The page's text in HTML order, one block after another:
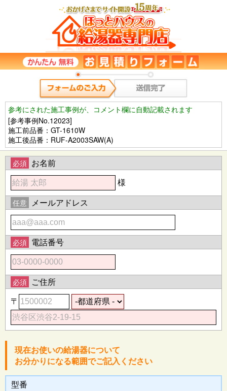
参考にされた施工事例が、コメント欄に自動記載されます
[参考事例No.12023]
施工前品番：GT-1610W
施工後品番：RUF-A2003SAW(A)
必須 お名前
様
任意 メールアドレス
必須 電話番号
必須 ご住所
〒
現在お使いの給湯器について
お分かりになる範囲でご記入ください
型番